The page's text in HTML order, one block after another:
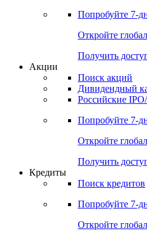
Попробуйте 7-
Откройте
Получить
Акции
Поиск акций
Дивидендный
Российские
Попробуйте 7-
Откройте
Получить
Кредиты
Поиск кредитов
Попробуйте 7-
Откройте